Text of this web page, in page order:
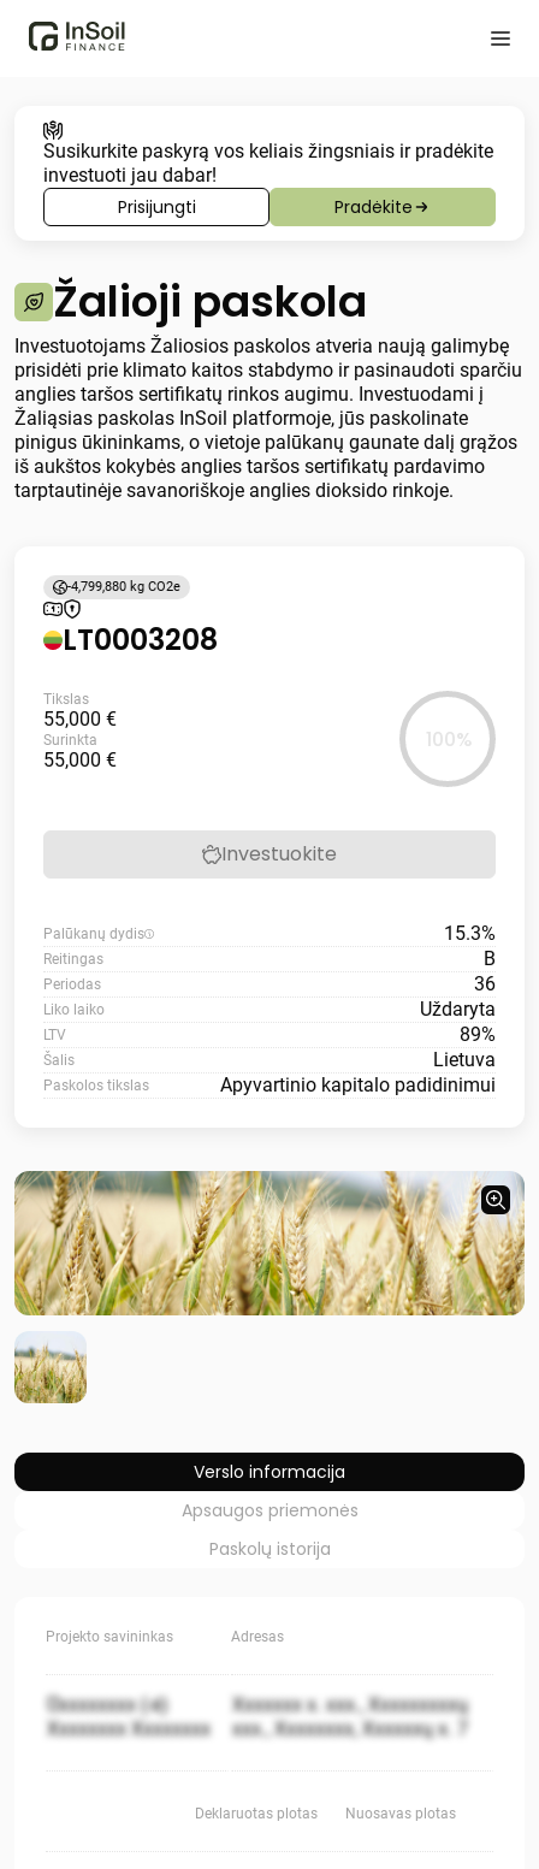
Susikurkite paskyrą vos keliais žingsniais ir pradėkite
investuoti jau dabar!
Prisijungti Pradėkite
Žalioji paskola
Investuotojams Žaliosios paskolos atveria naują galimybę
prisidėti prie klimato kaitos stabdymo ir pasinaudoti sparčiu
anglies taršos sertifikatų rinkos augimu. Investuodami į
Žaliąsias paskolas InSoil platformoje, jūs paskolinate
pinigus ūkininkams, o vietoje palūkanų gaunate dalį grąžos
iš aukštos kokybės anglies taršos sertifikatų pardavimo
tarptautinėje savanoriškoje anglies dioksido rinkoje.
-4,799,880 kg CO2e
LT0003208
Tikslas
55,000 €
Surinkta
55,000 €
100%
Investuokite
Palūkanų dydis 15.3%
Reitingas B
Periodas 36
Liko laiko Uždaryta
LTV 89%
Šalis Lietuva
Paskolos tikslas Apyvartinio kapitalo padidinimui
Verslo informacija
Apsaugos priemonės
Paskolų istorija
Projekto savininkas Adresas
Ūxxxxxxxx (-ė)
Xxxxxxxx Xxxxxxxx
Xxxxxxx x. xxx., Xxxxxxxxxų
xxx., Xxxxxxxx, Xxxxxxų x. 7
Deklaruotas plotas Nuosavas plotas